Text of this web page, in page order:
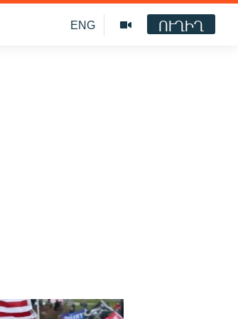
ENG ՈՒՂԻՂ